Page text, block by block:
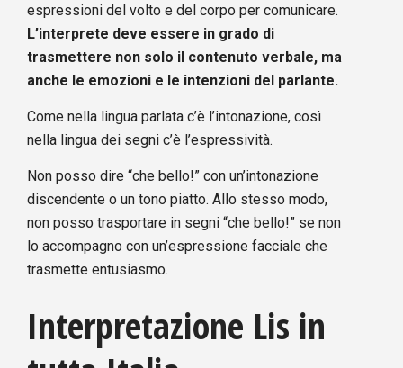
espressioni del volto e del corpo per comunicare.
L’interprete deve essere in grado di
trasmettere non solo il contenuto verbale, ma
anche le emozioni e le intenzioni del parlante.
Come nella lingua parlata c’è l’intonazione, così
nella lingua dei segni c’è l’espressività.
Non posso dire “che bello!” con un’intonazione
discendente o un tono piatto. Allo stesso modo,
non posso trasportare in segni “che bello!” se non
lo accompagno con un’espressione facciale che
trasmette entusiasmo.
Interpretazione Lis in